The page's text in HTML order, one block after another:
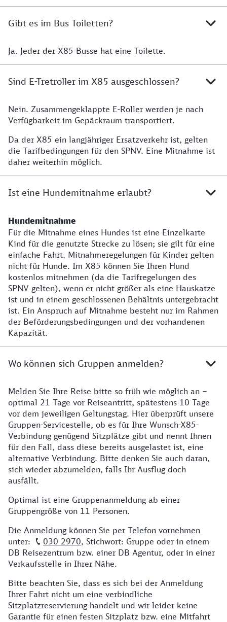
Gibt es im Bus Toiletten?
Gibt es Toiletten im Bus?
Ja. Jeder der X85-Busse hat eine Toilette.
Sind E-Tretroller im X85 ausgeschlossen?
Werden E-Roller transportiert?
Nein. Zusammengeklappte E-Roller werden je nach
Verfügbarkeit im Gepäckraum transportiert.
Da der X85 ein langjähriger Ersatzverkehr ist, gelten
die Tarifbedingungen für den SPNV. Eine Mitnahme ist
daher weiterhin möglich.
Ist eine Hundemitnahme erlaubt?
Hundemitnahme
Für die Mitnahme eines Hundes ist eine Einzelkarte
Kind für die genutzte Strecke zu lösen; sie gilt für eine
einfache Fahrt. Mitnahmeregelungen für Kinder gelten
nicht für Hunde. Im X85 können Sie Ihren Hund
kostenlos mitnehmen (da die Tarifregelungen des
SPNV gelten), wenn er nicht größer als eine Hauskatze
ist und in einem geschlossenen Behältnis untergebracht
ist. Ein Anspruch auf Mitnahme besteht nur im Rahmen
der Beförderungsbedingungen und der vorhandenen
Kapazität.
Wo können sich Gruppen anmelden?
Was Sie wissen müssen, wenn Sie in einer Gruppe
Melden Sie Ihre Reise bitte so früh wie möglich an –
optimal 21 Tage vor Reiseantritt, spätestens 10 Tage
vor dem jeweiligen Geltungstag. Hier überprüft unsere
Gruppen-Servicestelle, ob es für Ihre Wunsch-X85-
Verbindung genügend Sitzplätze gibt und nennt Ihnen
für den Fall, dass diese bereits ausgelastet ist, eine
alternative Verbindung. Bitte denken Sie auch daran,
sich wieder abzumelden, falls Ihr Ausflug doch
ausfällt.
Optimal ist eine Gruppenanmeldung ab einer
Gruppengröße von 11 Personen.
Die Anmeldung können Sie per Telefon vornehmen
unter:
030 2970, Stichwort: Gruppe oder in einem
DB Reisezentrum bzw. einer DB Agentur, oder in einer
Verkaufsstelle in Ihrer Nähe.
Bitte beachten Sie, dass es sich bei der Anmeldung
Ihrer Fahrt nicht um eine verbindliche
Sitzplatzreservierung handelt und wir leider keine
Garantie für einen festen Sitzplatz bzw. eine Mitfahrt